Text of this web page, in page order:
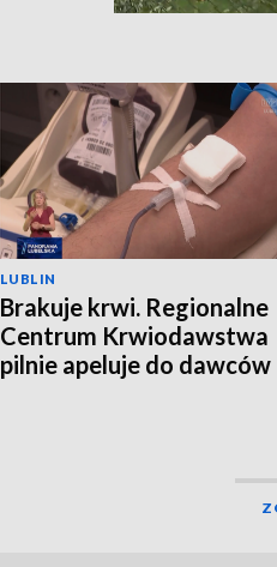
LUBLIN
Brakuje krwi. Regionalne
Centrum Krwiodawstwa
pilnie apeluje do dawców